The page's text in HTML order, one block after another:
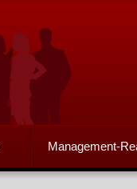
Management-